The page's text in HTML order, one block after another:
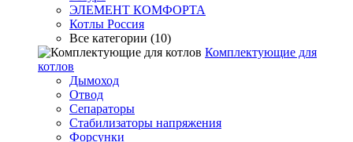
ЭЛЕМЕНТ КОМФОРТА
Котлы Россия
Все категории (10)
Комплектующие для
котлов
Дымоход
Отвод
Сепараторы
Стабилизаторы напряжения
Форсунки